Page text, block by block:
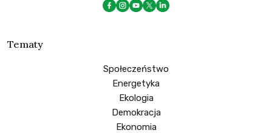
Tematy
Społeczeństwo
Energetyka
Ekologia
Demokracja
Ekonomia